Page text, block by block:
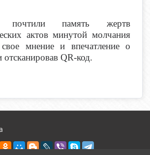
почтили память жертв
актов минутой молчания
мнение и впечатление о
QR-код.